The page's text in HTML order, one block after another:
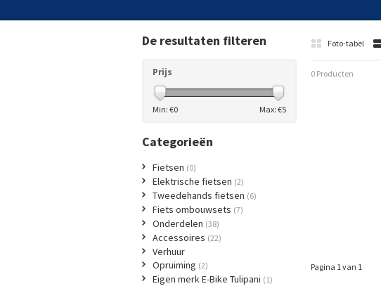
Foto-tabel
0 Producten
Pagina 1 van 1
De resultaten filteren
Prijs
Min: €0 Max: €5
Categorieën
Fietsen (0)
Elektrische fietsen (2)
Tweedehands fietsen (6)
Fiets ombouwsets (7)
Onderdelen (38)
Accessoires (22)
Verhuur
Opruiming (2)
Eigen merk E-Bike Tulipani (1)